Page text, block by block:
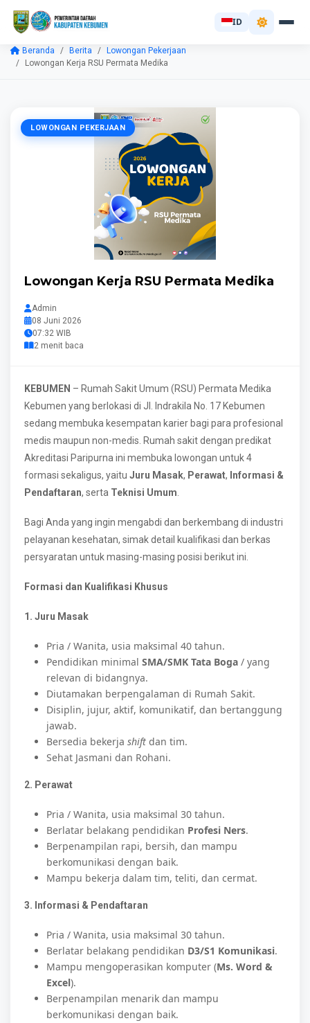
ID
Beranda Berita
Lowongan Pekerjaan
Lowongan Kerja RSU Permata Medika
LOWONGAN PEKERJAAN
Lowongan Kerja RSU Permata Medika
Admin
08 Juni 2026
07:32 WIB
2 menit baca
KEBUMEN – Rumah Sakit Umum (RSU) Permata Medika
Kebumen yang berlokasi di Jl. Indrakila No. 17 Kebumen
sedang membuka kesempatan karier bagi para profesional
medis maupun non-medis. Rumah sakit dengan predikat
Akreditasi Paripurna ini membuka lowongan untuk 4
formasi sekaligus, yaitu Juru Masak, Perawat, Informasi &
Pendaftaran, serta Teknisi Umum
Bagi Anda yang ingin mengabdi dan berkembang di industri
pelayanan kesehatan, simak detail kualifikasi dan berkas
persyaratan untuk masing-masing posisi berikut ini.
Formasi dan Kualifikasi Khusus
1. Juru Masak
Pria / Wanita, usia maksimal 40 tahun.
Pendidikan minimal SMA/SMK Tata Boga / yang
relevan di bidangnya.
Diutamakan berpengalaman di Rumah Sakit.
Disiplin, jujur, aktif, komunikatif, dan bertanggung
jawab.
Bersedia bekerja shift dan tim.
Sehat Jasmani dan Rohani.
2. Perawat
Pria / Wanita, usia maksimal 30 tahun.
Berlatar belakang pendidikan Profesi Ners.
Berpenampilan rapi, bersih, dan mampu
berkomunikasi dengan baik.
Mampu bekerja dalam tim, teliti, dan cermat.
3. Informasi & Pendaftaran
Pria / Wanita, usia maksimal 30 tahun.
Berlatar belakang pendidikan D3/S1 Komunikasi.
Mampu mengoperasikan komputer (Ms. Word &
Excel).
Berpenampilan menarik dan mampu
berkomunikasi dengan baik.